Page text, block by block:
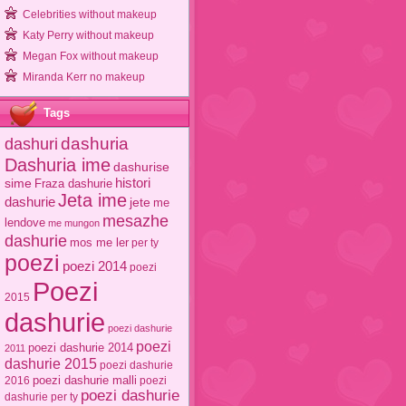
Celebrities without makeup
Katy Perry without makeup
Megan Fox without makeup
Miranda Kerr no makeup
Tags
dashuridashuria
Dashuria imedashurise
sime Fraza dashurie histori
dashurieJeta ime jete me
lendove me mungon mesazhe
dashurie mos me ler per ty
poezi poezi 2014 poezi
2015 Poezi
dashurie poezi dashurie
2011 poezi dashurie 2014 poezi
dashurie 2015 poezi dashurie
2016 poezi dashurie malli poezi
dashurie per ty poezi dashurie